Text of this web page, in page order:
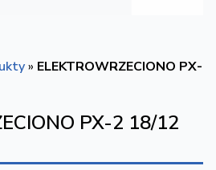
» ELEKTROWRZECIONO PX-
PX-2 18/12